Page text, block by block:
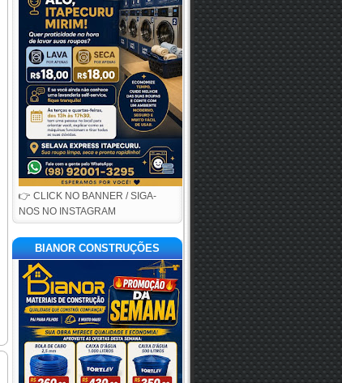
👉 CLICK NO BANNER / SIGA-
NOS NO INSTAGRAM
BIANOR CONSTRUÇÕES